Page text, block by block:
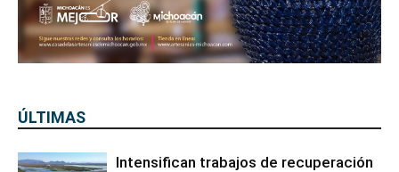
ÚLTIMAS
Intensifican trabajos de recuperación